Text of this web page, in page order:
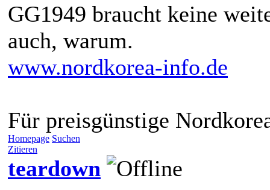
GG1949 braucht keine
auch, warum.
www.nordkorea-info.de
Für preisgünstige
Homepage Suchen
Zitieren
teardown